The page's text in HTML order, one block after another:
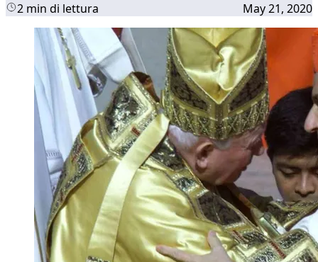
2 min di lettura May 21, 2020